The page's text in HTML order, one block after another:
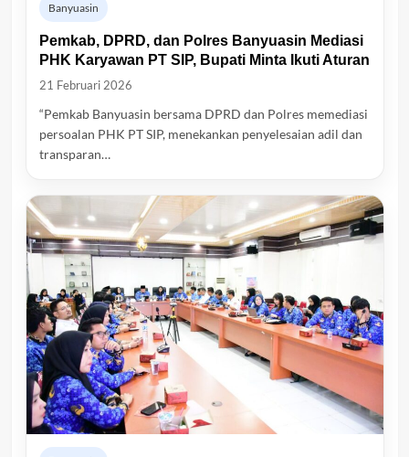
Banyuasin
Pemkab, DPRD, dan Polres Banyuasin Mediasi
PHK Karyawan PT SIP, Bupati Minta Ikuti Aturan
21 Februari 2026
“Pemkab Banyuasin bersama DPRD dan Polres memediasi
persoalan PHK PT SIP, menekankan penyelesaian adil dan
transparan…